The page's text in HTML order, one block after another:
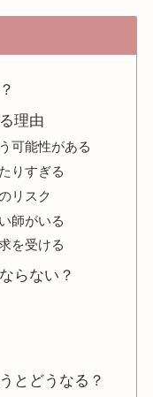
理由
可能性がある
りすぎる
リスク
師がいる
を受ける
らない？
とどうなる？